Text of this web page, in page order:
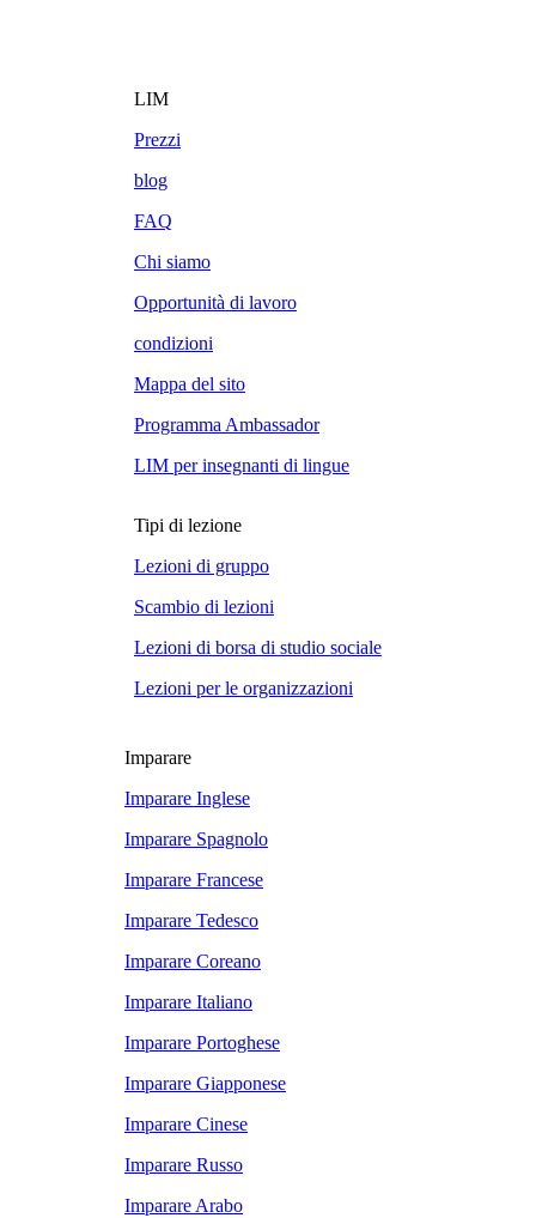
LIM
Prezzi
blog
FAQ
Chi siamo
Opportunità di lavoro
condizioni
Mappa del sito
Programma Ambassador
LIM per insegnanti di lingue
Tipi di lezione
Lezioni di gruppo
Scambio di lezioni
Lezioni di borsa di studio sociale
Lezioni per le organizzazioni
Imparare
Imparare Inglese
Imparare Spagnolo
Imparare Francese
Imparare Tedesco
Imparare Coreano
Imparare Italiano
Imparare Portoghese
Imparare Giapponese
Imparare Cinese
Imparare Russo
Imparare Arabo